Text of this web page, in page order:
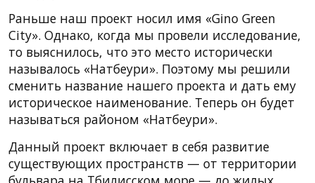
Раньше наш проект носил имя «Gino Green
City». Однако, когда мы провели исследование,
то выяснилось, что это место исторически
называлось «Натбеури». Поэтому мы решили
сменить название нашего проекта и дать ему
историческое наименование. Теперь он будет
называться районом «Натбеури».
Данный проект включает в себя развитие
существующих пространств — от территории